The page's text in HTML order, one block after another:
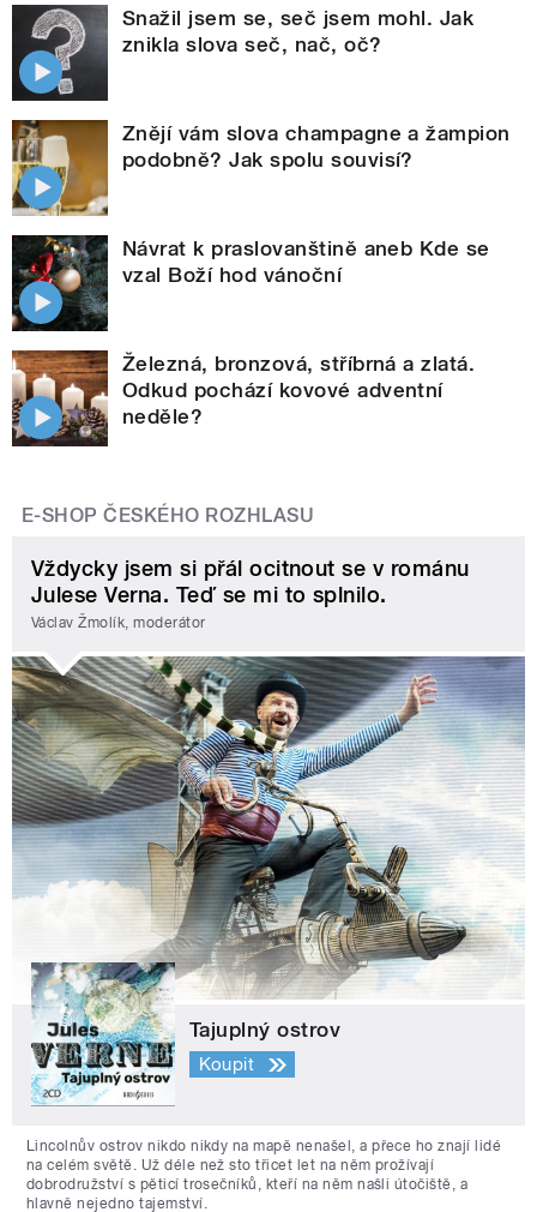
Snažil jsem se, seč jsem mohl. Jak
znikla slova seč, nač, oč?
Znějí vám slova champagne a žampion
podobně? Jak spolu souvisí?
Návrat k praslovanštině aneb Kde se
vzal Boží hod vánoční
Železná, bronzová, stříbrná a zlatá.
Odkud pochází kovové adventní
neděle?
E-SHOP ČESKÉHO ROZHLASU
Vždycky jsem si přál ocitnout se v románu
Julese Verna. Teď se mi to splnilo.
Václav Žmolík, moderátor
Tajuplný ostrov
Koupit
Lincolnův ostrov nikdo nikdy na mapě nenašel, a přece ho znají lidé
na celém světě. Už déle než sto třicet let na něm prožívají
dobrodružství s pěticí trosečníků, kteří na něm našli útočiště, a
hlavně nejedno tajemství.